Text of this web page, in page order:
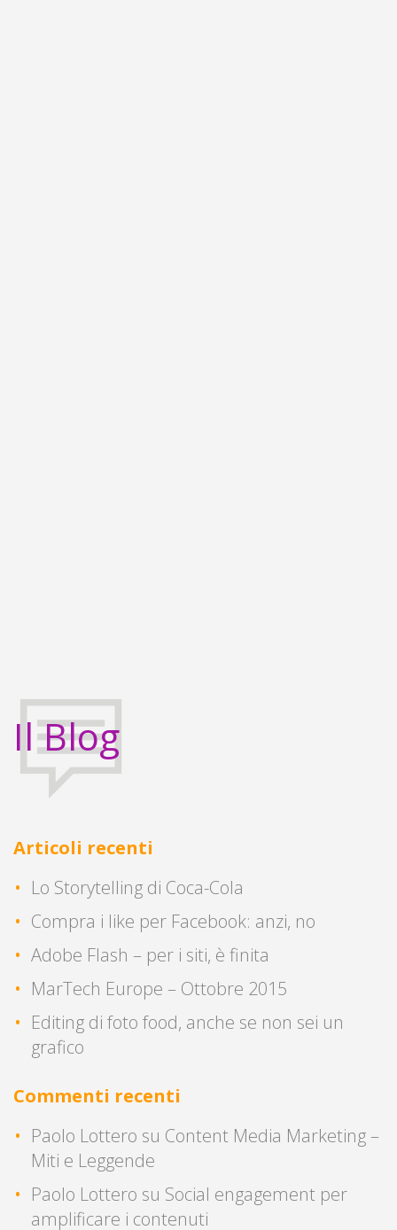
Il Blog
Articoli recenti
Lo Storytelling di Coca-Cola
Compra i like per Facebook: anzi, no
Adobe Flash – per i siti, è finita
MarTech Europe – Ottobre 2015
Editing di foto food, anche se non sei un
grafico
Commenti recenti
Paolo Lottero su Content Media Marketing –
Miti e Leggende
Paolo Lottero su Social engagement per
amplificare i contenuti